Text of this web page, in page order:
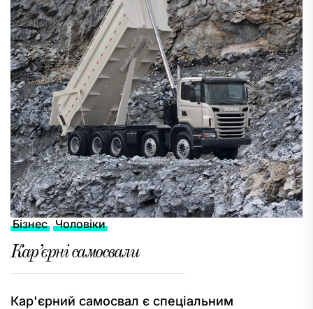
Бізнес Чоловіки
Кар’єрні самосвали
Кар'єрний самосвал є спеціальним